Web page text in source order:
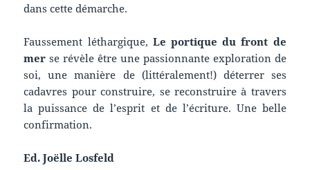
dans cette démarche.
Faussement léthargique, Le portique du front de
mer se révèle être une passionnante exploration de
soi, une manière de (littéralement!) déterrer ses
cadavres pour construire, se reconstruire à travers
la puissance de l’esprit et de l’écriture. Une belle
confirmation.
Ed. Joëlle Losfeld